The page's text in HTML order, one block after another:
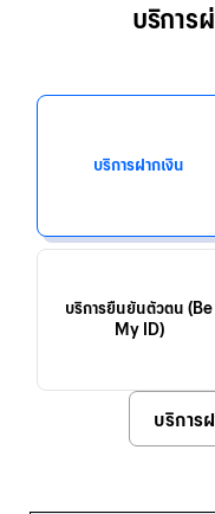
บริการ
บริการฝากเงิน
บริการยืนยันตัวตน (Be
My ID)